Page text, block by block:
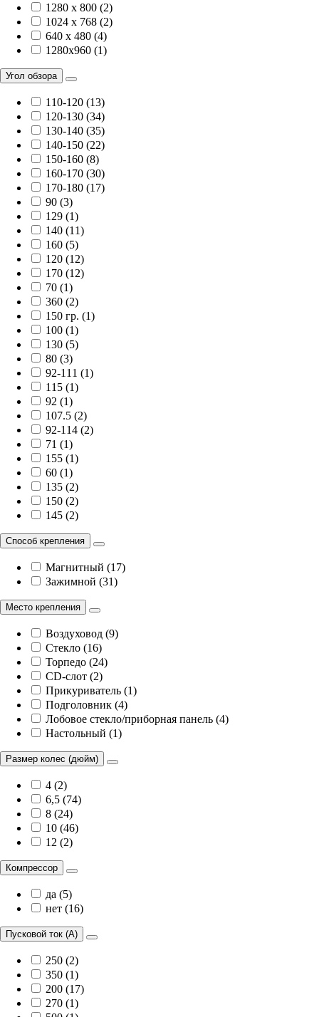
1280 x 800 (2)
1024 x 768 (2)
640 x 480 (4)
1280x960 (1)
Угол обзора
110-120 (13)
120-130 (34)
130-140 (35)
140-150 (22)
150-160 (8)
160-170 (30)
170-180 (17)
90 (3)
129 (1)
140 (11)
160 (5)
120 (12)
170 (12)
70 (1)
360 (2)
150 гр. (1)
100 (1)
130 (5)
80 (3)
92-111 (1)
115 (1)
92 (1)
107.5 (2)
92-114 (2)
71 (1)
155 (1)
60 (1)
135 (2)
150 (2)
145 (2)
Способ крепления
Магнитный (17)
Зажимной (31)
Место крепления
Воздуховод (9)
Стекло (16)
Торпедо (24)
CD-слот (2)
Прикуриватель (1)
Подголовник (4)
Лобовое стекло/приборная панель (4)
Настольный (1)
Размер колес (дюйм)
4 (2)
6,5 (74)
8 (24)
10 (46)
12 (2)
Компрессор
да (5)
нет (16)
Пусковой ток (А)
250 (2)
350 (1)
200 (17)
270 (1)